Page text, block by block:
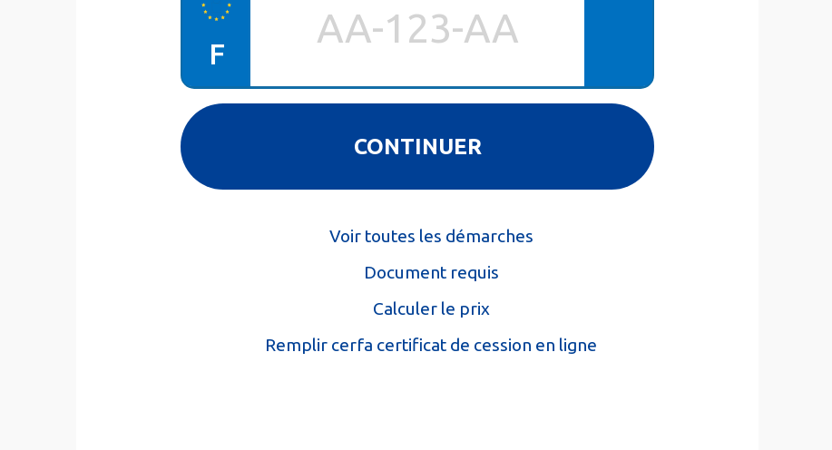
F
Voir toutes les démarches
Document requis
Calculer le prix
Remplir cerfa certificat de cession en ligne